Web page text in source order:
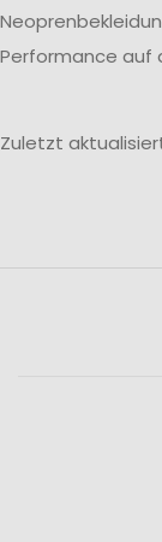
Performance auf
Zuletzt